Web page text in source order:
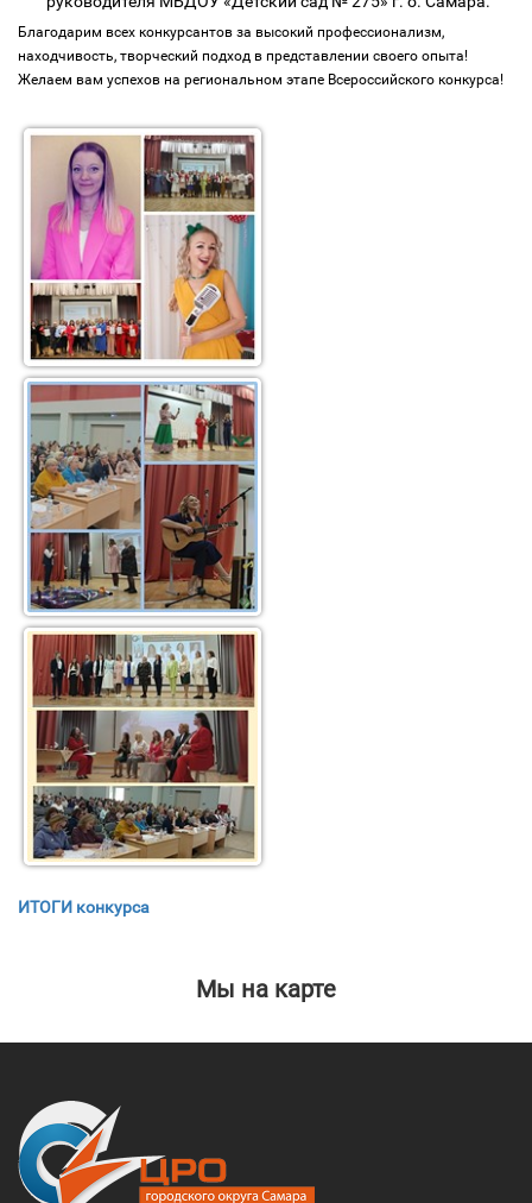
Благодарим всех конкурсантов за высокий профессионализм,
находчивость, творческий подход в представлении своего опыта!
Желаем вам успехов на региональном этапе Всероссийского конкурса!
ИТОГИ конкурса
Мы на карте